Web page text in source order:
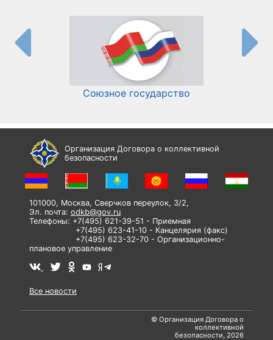
Союзное государство
Организация Договора о коллективной
безопасности
101000, Москва, Сверчков переулок, 3/2,
Эл. почта: odkb@gov.ru
Телефоны: +7(495) 621-39-51 - Приемная
+7(495) 623-41-10 - Канцелярия (факс)
+7(495) 623-32-70 - Организационно-
плановое управление
Все новости
© Организация Договора о
коллективной
безопасности, 2026